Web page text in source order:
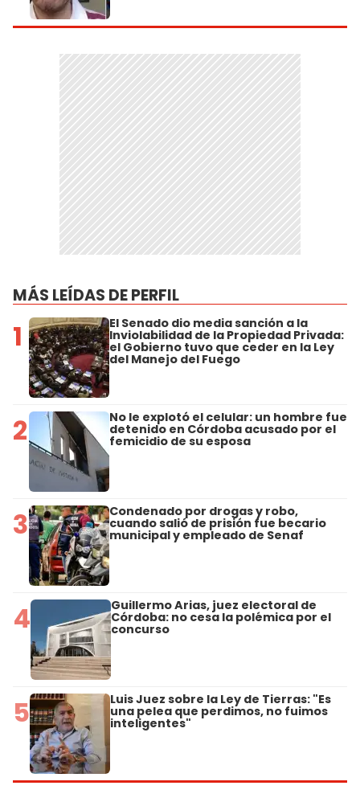
MÁS LEÍDAS DE PERFIL
1 El Senado dio media sanción a la
Inviolabilidad de la Propiedad Privada:
el Gobierno tuvo que ceder en la Ley
del Manejo del Fuego
2 No le explotó el celular: un hombre fue
detenido en Córdoba acusado por el
femicidio de su esposa
3 Condenado por drogas y robo,
cuando salió de prisión fue becario
municipal y empleado de Senaf
4 Guillermo Arias, juez electoral de
Córdoba: no cesa la polémica por el
concurso
5 Luis Juez sobre la Ley de Tierras: "Es
una pelea que perdimos, no fuimos
inteligentes"